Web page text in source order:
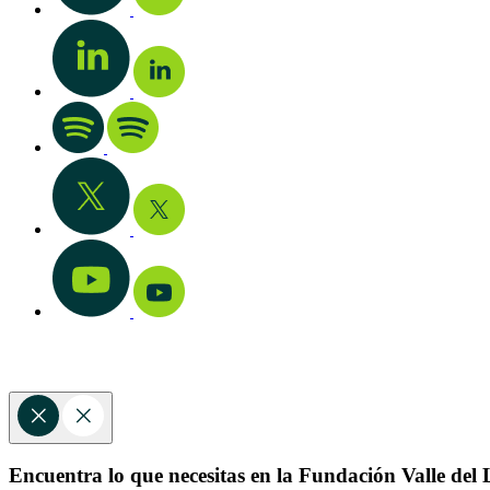
Encuentra lo que necesitas en la Fundación Valle del